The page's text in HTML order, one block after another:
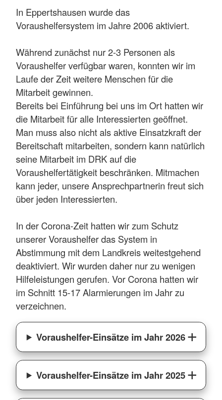
In Eppertshausen wurde das
Voraushelfersystem im Jahre 2006 aktiviert.
Während zunächst nur 2-3 Personen als
Voraushelfer verfügbar waren, konnten wir im
Laufe der Zeit weitere Menschen für die
Mitarbeit gewinnen.
Bereits bei Einführung bei uns im Ort hatten wir
die Mitarbeit für alle Interessierten geöffnet.
Man muss also nicht als aktive Einsatzkraft der
Bereitschaft mitarbeiten, sondern kann natürlich
seine Mitarbeit im DRK auf die
Voraushelfertätigkeit beschränken. Mitmachen
kann jeder, unsere Ansprechpartnerin freut sich
über jeden Interessierten.
In der Corona-Zeit hatten wir zum Schutz
unserer Voraushelfer das System in
Abstimmung mit dem Landkreis weitestgehend
deaktiviert. Wir wurden daher nur zu wenigen
Hilfeleistungen gerufen. Vor Corona hatten wir
im Schnitt 15-17 Alarmierungen im Jahr zu
verzeichnen.
Voraushelfer-Einsätze im Jahr 2026
Voraushelfer-Einsätze im Jahr 2025